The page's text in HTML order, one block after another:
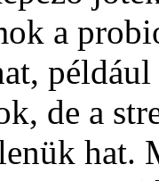
a
de a
hat.